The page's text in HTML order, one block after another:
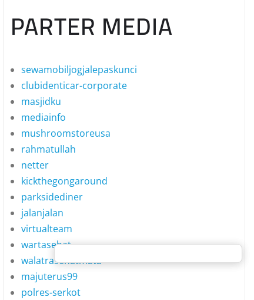
PARTER MEDIA
sewamobiljogjalepaskunci
clubidenticar-corporate
masjidku
mediainfo
mushroomstoreusa
rahmatullah
netter
kickthegongaround
parksidediner
jalanjalan
virtualteam
wartasehat
walatrasehatmata
majuterus99
polres-serkot